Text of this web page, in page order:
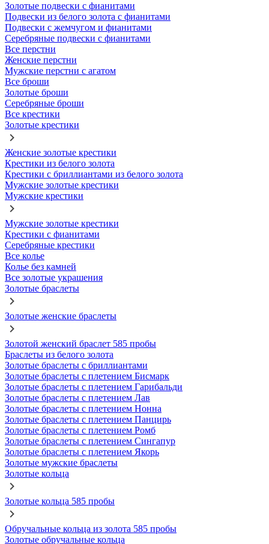
Золотые подвески с фианитами
Подвески из белого золота с фианитами
Подвески с жемчугом и фианитами
Серебряные подвески с фианитами
Все перстни
Женские перстни
Мужские перстни с агатом
Все броши
Золотые броши
Серебряные броши
Все крестики
Золотые крестики
Женские золотые крестики
Крестики из белого золота
Крестики с бриллиантами из белого золота
Мужские золотые крестики
Мужские крестики
Мужские золотые крестики
Крестики с фианитами
Серебряные крестики
Все колье
Колье без камней
Все золотые украшения
Золотые браслеты
Золотые женские браслеты
Золотой женский браслет 585 пробы
Браслеты из белого золота
Золотые браслеты с бриллиантами
Золотые браслеты с плетением Бисмарк
Золотые браслеты с плетением Гарибальди
Золотые браслеты с плетением Лав
Золотые браслеты с плетением Нонна
Золотые браслеты с плетением Панцирь
Золотые браслеты с плетением Ромб
Золотые браслеты с плетением Сингапур
Золотые браслеты с плетением Якорь
Золотые мужские браслеты
Золотые кольца
Золотые кольца 585 пробы
Обручальные кольца из золота 585 пробы
Золотые обручальные кольца